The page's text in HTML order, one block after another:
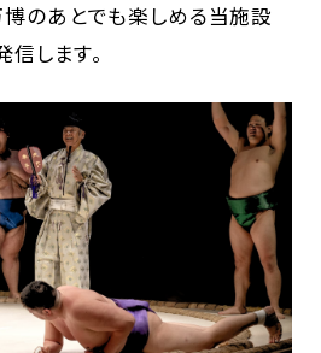
博のあとでも楽しめる当施設
します。